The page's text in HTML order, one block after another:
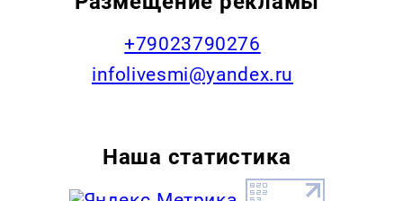
+79023790276
infolivesmi@yandex.ru
Наша статистика